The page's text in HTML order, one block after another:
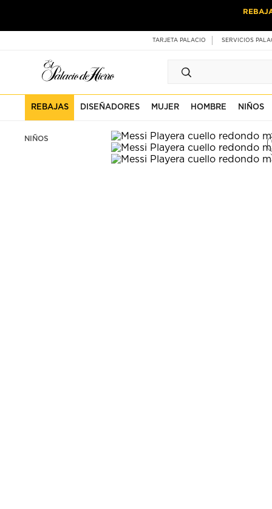
TARJETA PALACIO SERVICIOS
REBAJAS DISEÑADORES MUJER HOMBRE NIÑOS
NIÑOS